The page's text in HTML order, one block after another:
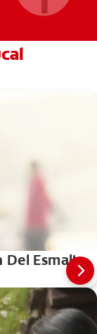
Del Esmalte